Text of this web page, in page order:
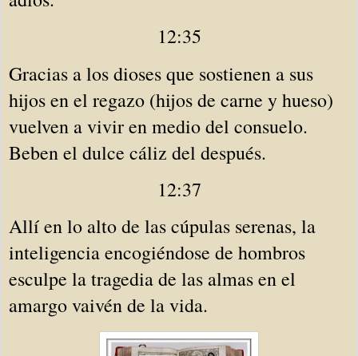
12:35
Gracias a los dioses que sostienen a sus
hijos en el regazo (hijos de carne y hueso)
vuelven a vivir en medio del consuelo.
Beben el dulce cáliz del después.
12:37
Allí en lo alto de las cúpulas serenas, la
inteligencia encogiéndose de hombros
esculpe la tragedia de las almas en el
amargo vaivén de la vida.